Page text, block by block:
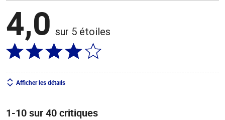
4,0 sur 5 étoiles
Afficher les détails
1-10 sur 40 critiques